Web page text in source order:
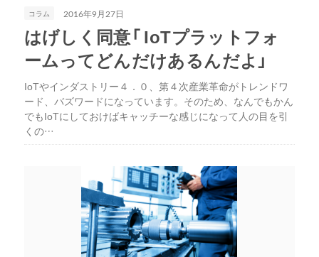
コラム 2016年9月27日
はげしく同意「 IoTプラットフォ
ームってどんだけあるんだよ」
IoTやインダストリー４．０、第４次産業革命がトレンドワ
ード、バズワードになっています。そのため、なんでもかん
でもIoTにしておけばキャッチーな感じになって人の目を引
くの…